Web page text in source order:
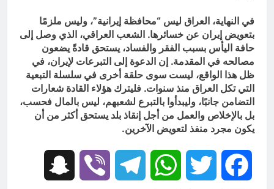
في النهاية، العراق ليس “محافظة إيرانية”، وليس ملزمًا
بتعويض إيران عن خسائرها. الشعب العراقي، الذي وصل إلى
حافة اليأس بسبب الفقر والفساد، يستحق قادةً يضعون
مصالحه في المقدمة. إن الدعوة إلى التبرعات لإيران، في
ظل هذا الواقع، ليست سوى حلقة أخرى في سلسلة التبعية
التي تكل العراق منذ سنوات. فليترك هؤلاء القادة شعارات
التضامن جانبًا، وليبدأوا بالتبرع لشعبهم، ليس بالمال فحسب،
بل بالإخلاص والعمل من أجل إنقاذ بلد يستحق أكثر من أن
يكون مجرد منفذ لتعويض الآخرين.
Facebook
Twitter
WhatsApp
Telegram
Viber